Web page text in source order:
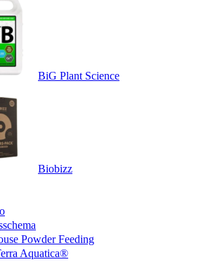
BiG Plant Science
Biobizz
Powder Feeding
Aquatica®